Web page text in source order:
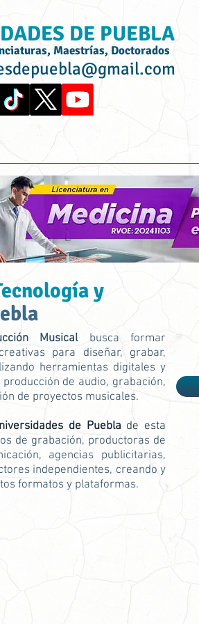
DE PUEBLA
Maestrías, Doctorados
y
Musical
busca formar
para diseñar, grabar,
herramientas digitales y
de audio, grabación,
de proyectos musicales.
de Puebla de esta
de grabación, productoras de
agencias publicitarias,
independientes, creando y
formatos y plataformas.